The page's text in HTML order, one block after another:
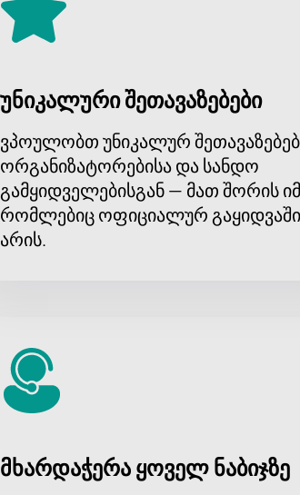
უნიკალური შეთავაზებები
ვპოულობთ უნიკალურ
ორგანიზატორებისა და სანდო
გამყიდველებისგან — მათ შორის
რომლებიც ოფიციალურ
არის.
მხარდაჭერა ყოველ ნაბიჯზე